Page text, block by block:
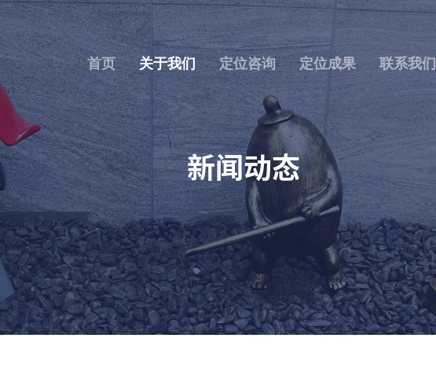
首页 关于我们 定位咨询 定位成果 联系我们
新闻动态